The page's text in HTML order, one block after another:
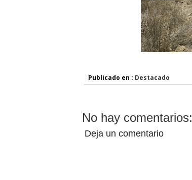
Publicado en : Destacado
No hay comentarios:
Deja un comentario